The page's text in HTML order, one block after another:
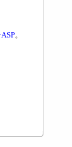
。